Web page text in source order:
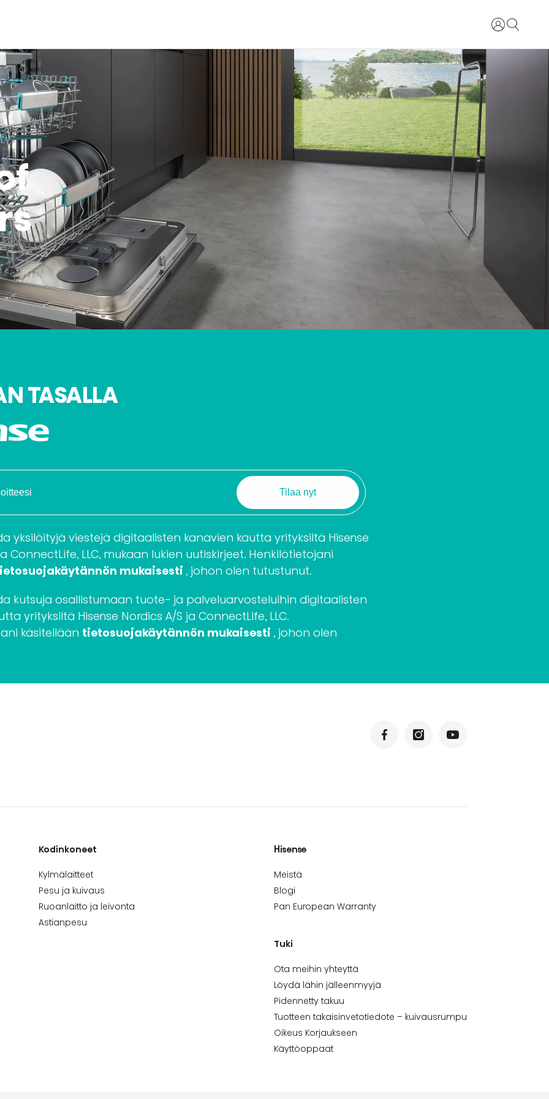
Kirjaudu
TASALLA
yksilöityjä viestejä digitaalisten kanavien kautta yrityksiltä Hisense
ConnectLife, LLC, mukaan lukien uutiskirjeet. Henkilötietojani
mukaisesti , johon olen tutustunut.
kutsuja osallistumaan tuote- ja palveluarvosteluihin digitaalisten
yrityksiltä Hisense Nordics A/S ja ConnectLife, LLC.
käsitellään tietosuojakäytännön mukaisesti , johon olen
Kodinkoneet
Kylmälaitteet
Pesu ja kuivaus
Ruoanlaitto ja leivonta
Astianpesu
Hisense
Meistä
Blogi
Pan European Warranty
Tuki
Ota meihin yhteyttä
Löydä lähin jälleenmyyjä
Pidennetty takuu
Tuotteen takaisinvetotiedote – kuivausrumpu
Oikeus Korjaukseen
Käyttöoppaat